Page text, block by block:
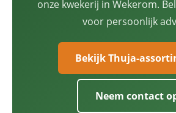
onze kwekerij in Wekerom.
voor persoonlijk
Bekijk Thuja-
Neem contact